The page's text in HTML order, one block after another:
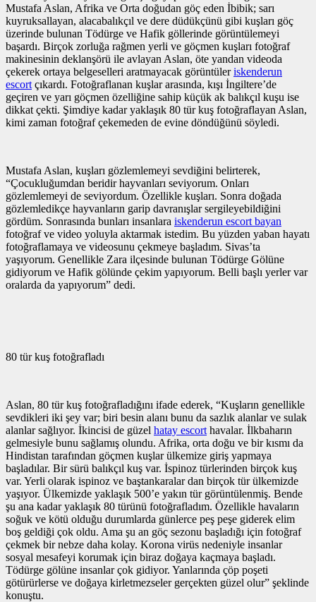
Mustafa Aslan, Afrika ve Orta doğudan göç eden İbibik; sarı
kuyruksallayan, alacabalıkçıl ve dere düdükçünü gibi kuşları göç
üzerinde bulunan Tödürge ve Hafik göllerinde görüntülemeyi
başardı. Birçok zorluğa rağmen yerli ve göçmen kuşları fotoğraf
makinesinin deklanşörü ile avlayan Aslan, öte yandan videoda
çekerek ortaya belgeselleri aratmayacak görüntüleriskenderun
escort çıkardı. Fotoğraflanan kuşlar arasında, kışı İngiltere’de
geçiren ve yarı göçmen özelliğine sahip küçük ak balıkçıl kuşu ise
dikkat çekti. Şimdiye kadar yaklaşık 80 tür kuş fotoğraflayan Aslan,
kimi zaman fotoğraf çekemeden de evine döndüğünü söyledi.
Mustafa Aslan, kuşları gözlemlemeyi sevdiğini belirterek,
“Çocukluğumdan beridir hayvanları seviyorum. Onları
gözlemlemeyi de seviyordum. Özellikle kuşları. Sonra doğada
gözlemledikçe hayvanların garip davranışlar sergileyebildiğini
gördüm. Sonrasında bunları insanlara iskenderun escort bayan
fotoğraf ve video yoluyla aktarmak istedim. Bu yüzden yaban hayatı
fotoğraflamaya ve videosunu çekmeye başladım. Sivas’ta
yaşıyorum. Genellikle Zara ilçesinde bulunan Tödürge Gölüne
gidiyorum ve Hafik gölünde çekim yapıyorum. Belli başlı yerler var
oralarda da yapıyorum” dedi.
80 tür kuş fotoğrafladı
Aslan, 80 tür kuş fotoğrafladığını ifade ederek, “Kuşların genellikle
sevdikleri iki şey var; biri besin alanı bunu da sazlık alanlar ve sulak
alanlar sağlıyor. İkincisi de güzel hatay escort havalar. İlkbaharın
gelmesiyle bunu sağlamış olundu. Afrika, orta doğu ve bir kısmı da
Hindistan tarafından göçmen kuşlar ülkemize giriş yapmaya
başladılar. Bir sürü balıkçıl kuş var. İspinoz türlerinden birçok kuş
var. Yerli olarak ispinoz ve baştankaralar dan birçok tür ülkemizde
yaşıyor. Ülkemizde yaklaşık 500’e yakın tür görüntülenmiş. Bende
şu ana kadar yaklaşık 80 türünü fotoğrafladım. Özellikle havaların
soğuk ve kötü olduğu durumlarda günlerce peş peşe giderek elim
boş geldiği çok oldu. Ama şu an göç sezonu başladığı için fotoğraf
çekmek bir nebze daha kolay. Korona virüs nedeniyle insanlar
sosyal mesafeyi korumak için biraz doğaya kaçmaya başladı.
Tödürge gölüne insanlar çok gidiyor. Yanlarında çöp poşeti
götürürlerse ve doğaya kirletmezseler gerçekten güzel olur” şeklinde
konuştu.